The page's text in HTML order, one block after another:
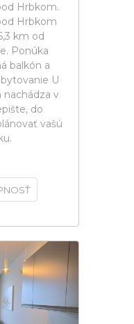
Hrbkom.
Hrbkom
km od
Ponúka
balkón a
U
nachádza v
do
vašú